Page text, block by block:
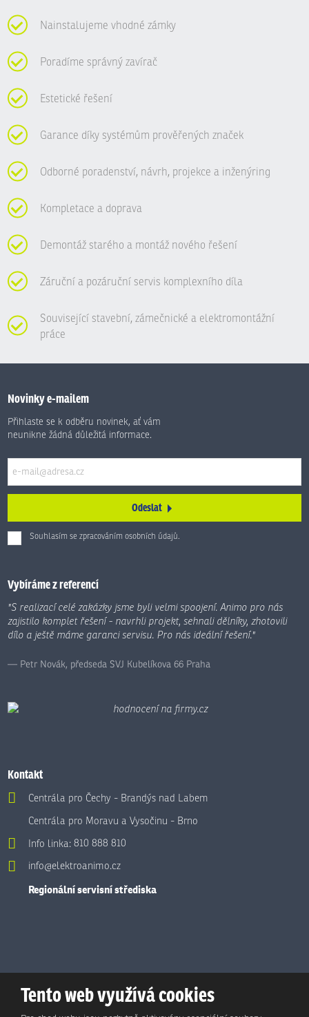
Nainstalujeme vhodné zámky
Poradíme správný zavírač
Estetické řešení
Garance díky systémům prověřených značek
Odborné poradenství, návrh, projekce a inženýring
Kompletace a doprava
Demontáž starého a montáž nového řešení
Záruční a pozáruční servis komplexního díla
Související stavební, zámečnické a elektromontážní
práce
Novinky e-mailem
Přihlaste se k odběru novinek, ať vám
neunikne žádná důležitá informace.
Odeslat
Souhlasím se zpracováním osobních údajů
Formulář
nepodařilo
odeslat.
Vybíráme z referencí
"S realizací celé zakázky jsme byli velmi spoojení. Animo pro nás
zajistilo komplet řešení - navrhli projekt, sehnali dělníky, zhotovili
dílo a ještě máme garanci servisu. Pro nás ideální řešení."
Petr Novák, předseda SVJ Kubelíkova 66 Praha
Kontakt
Centrála pro Čechy - Brandýs nad Labem
Centrála pro Moravu a Vysočinu - Brno
Info linka:810 888 810
info@elektroanimo.cz
Regionální servisní střediska
Tento web využívá cookies